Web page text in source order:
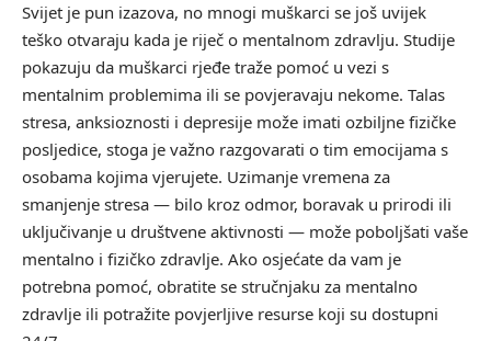
Svijet je pun izazova, no mnogi muškarci se još uvijek
teško otvaraju kada je riječ o mentalnom zdravlju. Studije
pokazuju da muškarci rjeđe traže pomoć u vezi s
mentalnim problemima ili se povjeravaju nekome. Talas
stresa, anksioznosti i depresije može imati ozbiljne fizičke
posljedice, stoga je važno razgovarati o tim emocijama s
osobama kojima vjerujete. Uzimanje vremena za
smanjenje stresa — bilo kroz odmor, boravak u prirodi ili
uključivanje u društvene aktivnosti — može poboljšati vaše
mentalno i fizičko zdravlje. Ako osjećate da vam je
potrebna pomoć, obratite se stručnjaku za mentalno
zdravlje ili potražite povjerljive resurse koji su dostupni